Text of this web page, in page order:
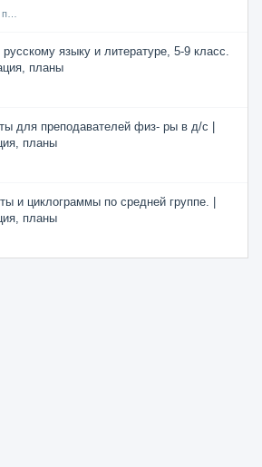
языку и литературе, 5-9 класс.
планы
для преподавателей физ- ры в д/с |
планы
и циклограммы по средней группе. |
планы